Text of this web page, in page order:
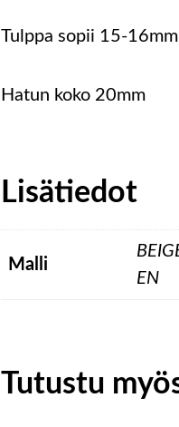
Tulppa sopii 15-
Hatun koko 20mm
Lisätiedot
Malli
EN
Tutustu